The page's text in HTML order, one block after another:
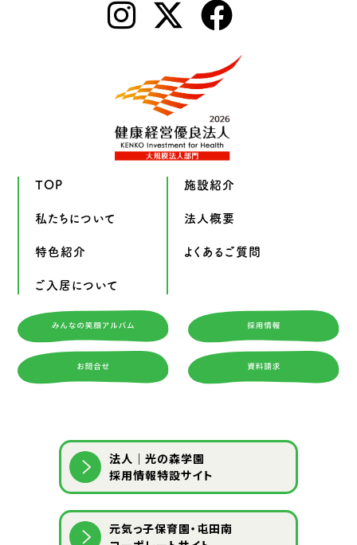
TOP
私たちについて
特色紹介
ご入居について
施設紹介
法人概要
よくあるご質問
法人｜光の森学園
採用情報特設サイト
元気っ子保育園・屯田南